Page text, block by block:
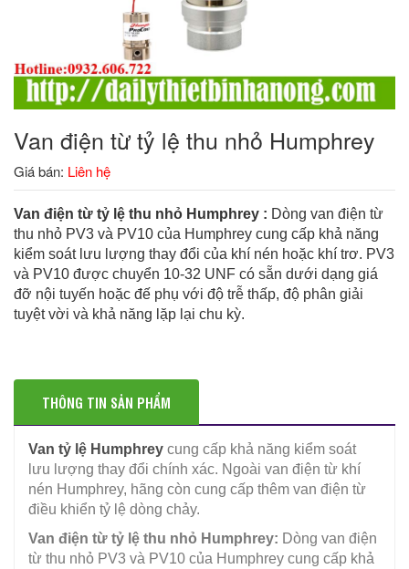
Van điện từ tỷ lệ thu nhỏ Humphrey
Giá bán: Liên hệ
Van điện từ tỷ lệ thu nhỏ Humphrey : Dòng van điện từ
thu nhỏ PV3 và PV10 của Humphrey cung cấp khả năng
kiểm soát lưu lượng thay đổi của khí nén hoặc khí trơ. PV3
và PV10 được chuyển 10-32 UNF có sẵn dưới dạng giá
đỡ nội tuyến hoặc đế phụ với độ trễ thấp, độ phân giải
tuyệt vời và khả năng lặp lại chu kỳ.
THÔNG TIN SẢN PHẨM
Van tỷ lệ Humphrey cung cấp khả năng kiểm soát
lưu lượng thay đổi chính xác. Ngoài van điện từ khí
nén Humphrey, hãng còn cung cấp thêm van điện từ
điều khiển tỷ lệ dòng chảy.
Van điện từ tỷ lệ thu nhỏ Humphrey: Dòng van điện
từ thu nhỏ PV3 và PV10 của Humphrey cung cấp khả